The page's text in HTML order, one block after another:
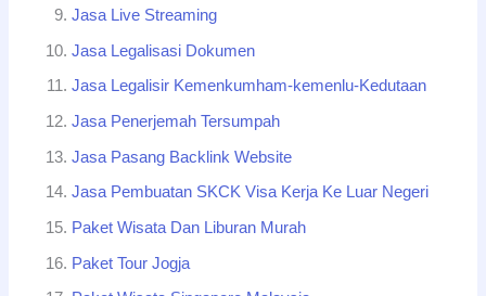
Jasa Live Streaming
Jasa Legalisasi Dokumen
Jasa Legalisir Kemenkumham-kemenlu-Kedutaan
Jasa Penerjemah Tersumpah
Jasa Pasang Backlink Website
Jasa Pembuatan SKCK Visa Kerja Ke Luar Negeri
Paket Wisata Dan Liburan Murah
Paket Tour Jogja